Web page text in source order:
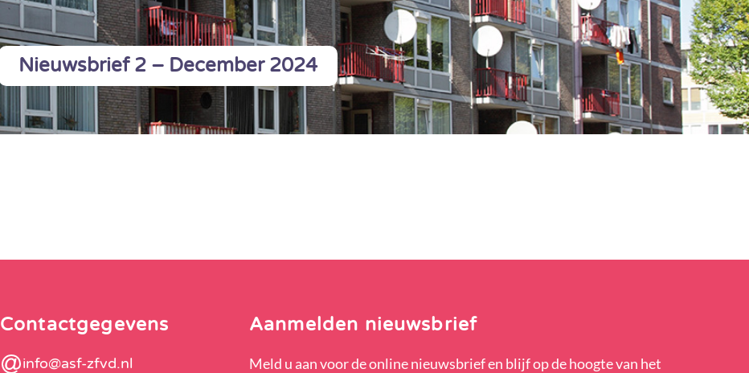
Nieuwsbrief 2 – December 2024
Contactgegevens
info@asf-zfvd.nl
Aanmelden nieuwsbrief
Meld u aan voor de online nieuwsbrief en blijf op de hoogte van het